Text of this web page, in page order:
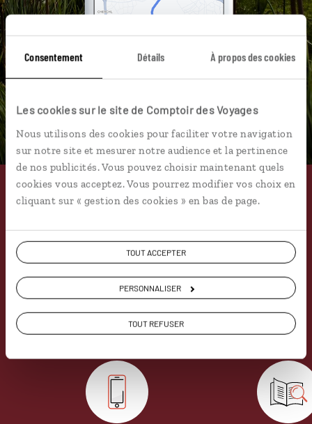
Consentement Détails À propos des cookies
Les cookies sur le site de Comptoir des Voyages
Nous utilisons des cookies pour faciliter votre navigation
sur notre site et mesurer notre audience et la pertinence
de nos publicités. Vous pouvez choisir maintenant quels
cookies vous acceptez. Vous pourrez modifier vos choix en
cliquant sur « gestion des cookies » en bas de page.
TOUT ACCEPTER
PERSONNALISER
TOUT REFUSER
Pourquoi voyager avec
nous
Soyons honnête, nous ne sommes pas les seuls
à proposer des voyages sur mesure,mais nous
avons quelques atouts qui font
incontestablement la différence.